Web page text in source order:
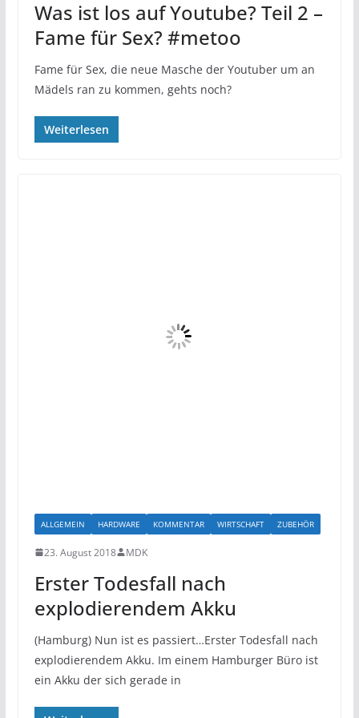
Was ist los auf Youtube? Teil 2 –
Fame für Sex? #metoo
Fame für Sex, die neue Masche der Youtuber um an
Mädels ran zu kommen, gehts noch?
Weiterlesen
ALLGEMEIN HARDWARE KOMMENTAR WIRTSCHAFT ZUBEHÖR
23. August 2018 MDK
Erster Todesfall nach
explodierendem Akku
(Hamburg) Nun ist es passiert…Erster Todesfall nach
explodierendem Akku. Im einem Hamburger Büro ist
ein Akku der sich gerade in